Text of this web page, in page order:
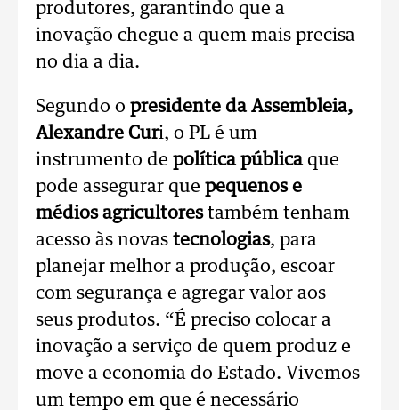
produtores, garantindo que a
inovação chegue a quem mais precisa
no dia a dia.
Segundo o presidente da Assembleia,
Alexandre Curi, o PL é um
instrumento de política públicaque
pode assegurar que pequenos e
médios agricultorestambém tenham
acesso às novas tecnologias, para
planejar melhor a produção, escoar
com segurança e agregar valor aos
seus produtos. “É preciso colocar a
inovação a serviço de quem produz e
move a economia do Estado. Vivemos
um tempo em que é necessário